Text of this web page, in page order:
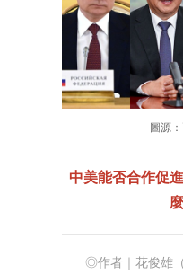
圖源
中美能否合作促
◎作者｜花俊雄